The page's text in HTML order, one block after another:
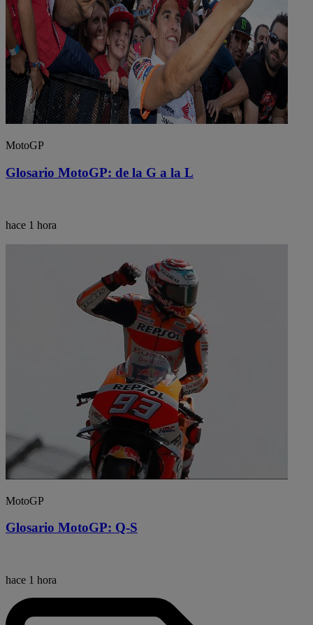
MotoGP
Glosario MotoGP: de la G a la L
hace 1 hora
MotoGP
Glosario MotoGP: Q-S
hace 1 hora